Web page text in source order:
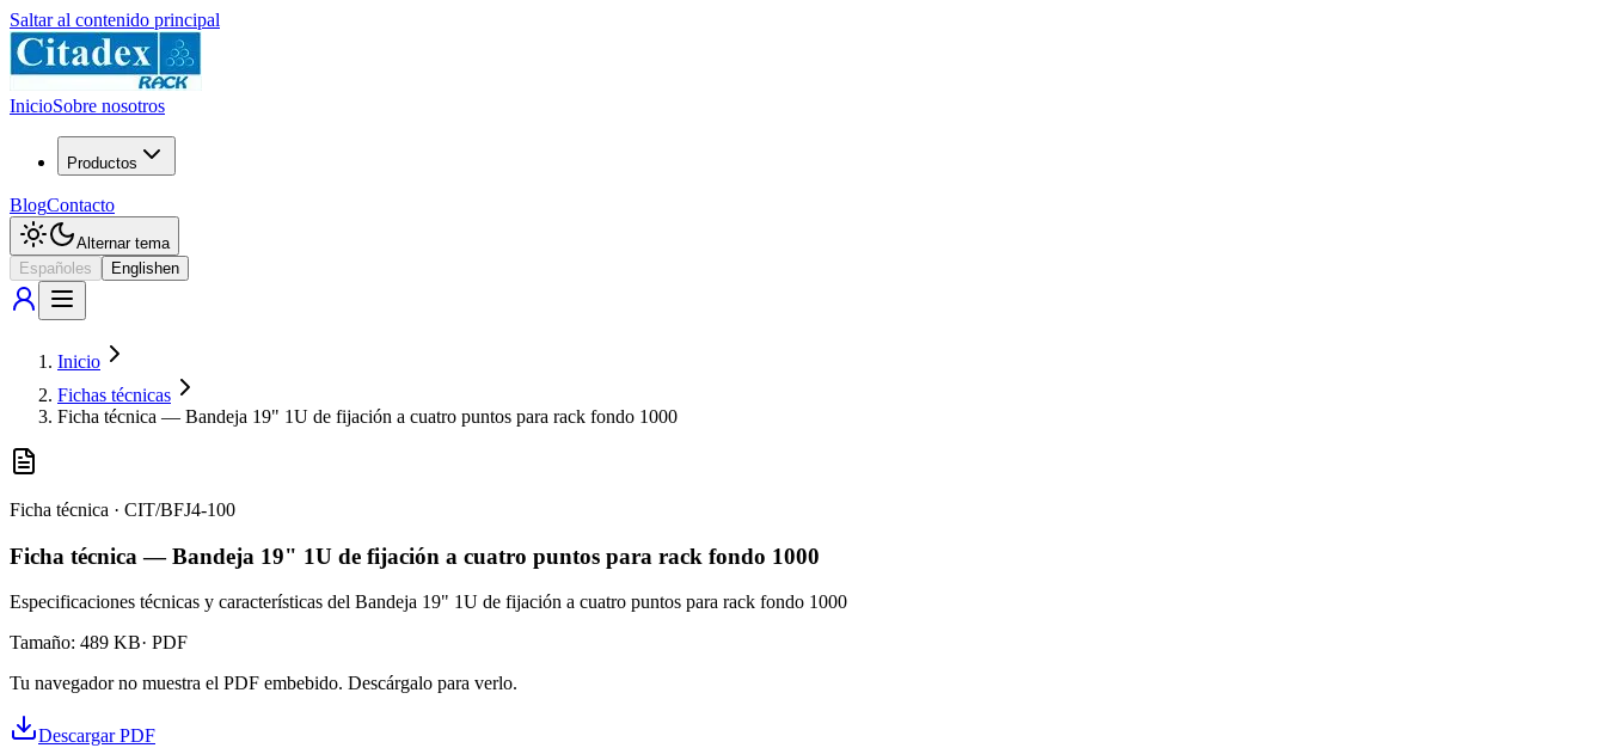
Saltar al contenido principal
InicioSobre nosotros
Productos
BlogContacto
Alternar tema
Español es Englishen
Inicio
Fichas técnicas
Ficha técnica — Bandeja 19" 1U de fijación a cuatro puntos para rack fondo 1000
Ficha técnica · CIT/BFJ4-100
Ficha técnica — Bandeja 19" 1U de fijación a cuatro puntos para rack fondo 1000
Especificaciones técnicas y características del Bandeja 19" 1U de fijación a cuatro puntos para rack fondo 1000
Tamaño: 489 KB· PDF
Tu navegador no muestra el PDF embebido. Descárgalo para verlo.
Descargar PDF